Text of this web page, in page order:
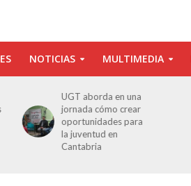
NOTICIAS MULTIMEDIA
UGT Andalucía
organiza las jornadas
“Impactos
económicos en
Andalucía: la